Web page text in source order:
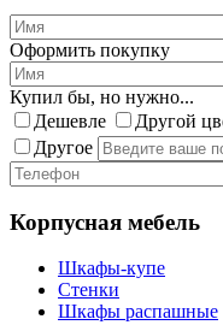
Оформить покупку
Купил бы, но нужно...
Дешевле
Другой
Другое
Корпусная мебель
Шкафы-купе
Стенки
Шкафы распашные